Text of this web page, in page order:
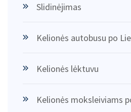
Slidinėjimas
Kelionės autobusu po
Kelionės lėktuvu
Kelionės moksleiviams